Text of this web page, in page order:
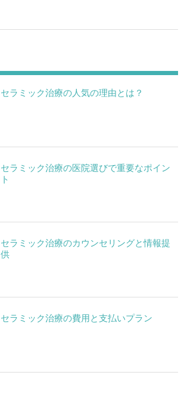
セラミック治療の人気の理由とは？
セラミック治療の医院選びで重要なポイン
ト
セラミック治療のカウンセリングと情報提
供
セラミック治療の費用と支払いプラン